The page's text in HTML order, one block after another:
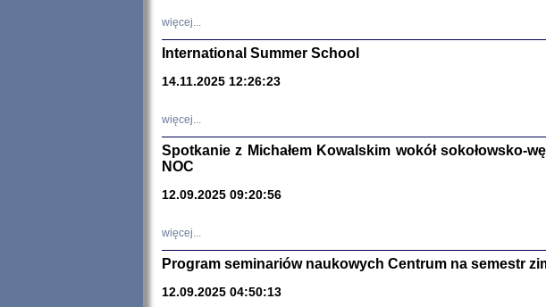
więcej...
International Summer School
14.11.2025 12:26:23
więcej...
Spotkanie z Michałem Kowalskim wokół sokołowsko-
NOC
12.09.2025 09:20:56
więcej...
Program seminariów naukowych Centrum na semestr
12.09.2025 04:50:13